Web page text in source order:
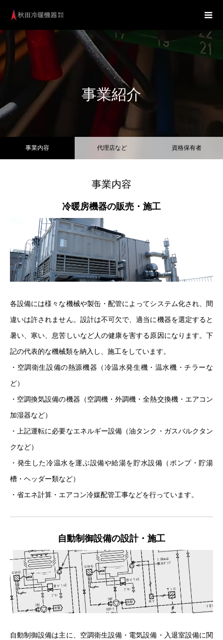
事業紹介
事業内容 代理店など 資格保有者
事業内容
冷暖房機器の販売・施工
各設備には様々な機械や製缶・配管によってシステム化され、間
違いは許されません。設計は不可欠で、適当に機器を選定すると
暑い、寒い、息苦しいなど人の健康を害する原因になります。下
記の代表的な機械類を納入し、施工をしています。
・空調衛生設備の熱源機器（冷温水発生機・温水機・チラーな
ど）
・空調換気設備の機器（空調機・外調機・全熱交換機・エアコン
加湿器など）
・上記運転に必要なエネルギー設備（油タンク・ガスバルクタン
クなど）
・発生した冷温水を運ぶ設備や給湯を貯水設備（ポンプ・貯湯
槽・ヘッダー類など）
・省エネ計算・エアコン冷媒配管工事などを行っています。
自動制御設備の設計・施工
自動制御設備は主に、空調衛生設備・電気設備・入退室設備に関